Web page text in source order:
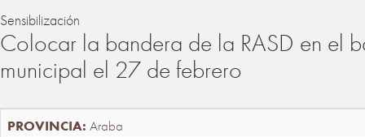
Sensibilización
Colocar la bandera de la RASD en el
municipal el 27 de febrero
Araba